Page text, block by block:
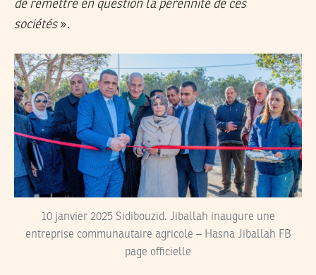
de remettre en question la pérennité de ces
sociétés ».
10 janvier 2025 Sidibouzid. Jiballah inaugure une
entreprise communautaire agricole – Hasna Jiballah FB
page officielle